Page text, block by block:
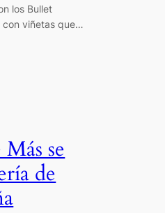
los Bullet
con viñetas que…
se
de